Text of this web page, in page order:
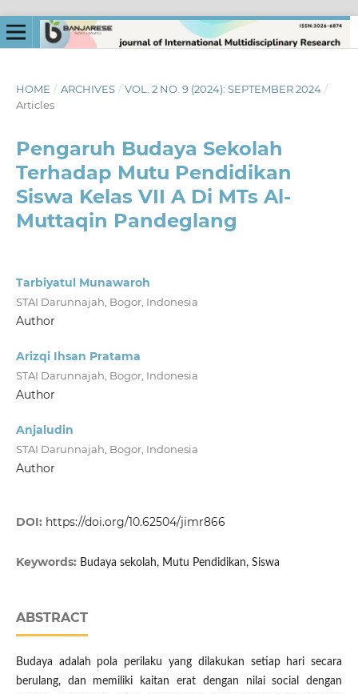
HOME / ARCHIVES / VOL. 2 NO. 9 (2024): SEPTEMBER 2024 /
Articles
Pengaruh Budaya Sekolah
Terhadap Mutu Pendidikan
Siswa Kelas VII A Di MTs Al-
Muttaqin Pandeglang
Tarbiyatul Munawaroh
STAI Darunnajah, Bogor, Indonesia
Author
Arizqi Ihsan Pratama
STAI Darunnajah, Bogor, Indonesia
Author
Anjaludin
STAI Darunnajah, Bogor, Indonesia
Author
DOI: https://doi.org/10.62504/jimr866
Keywords: Budaya sekolah, Mutu Pendidikan, Siswa
ABSTRACT
Budaya adalah pola perilaku yang dilakukan setiap hari secara
berulang, dan memiliki kaitan erat dengan nilai social dengan